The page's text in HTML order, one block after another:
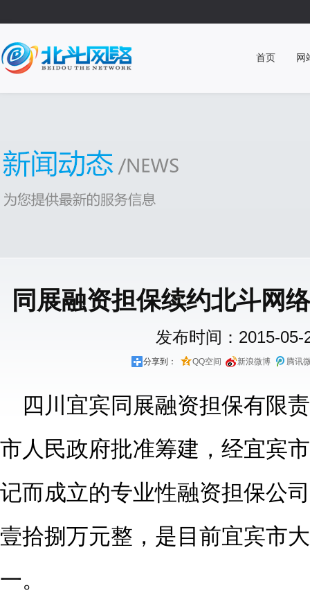
首页 网
同展融资担保续约北斗网
发布时间：2015-05-
分享到： QQ空间 新浪微博 腾讯
四川宜宾同展融资担保有限
市人民政府批准筹建，经宜宾
记而成立的专业性融资担保公
壹拾捌万元整，是目前宜宾市
一。